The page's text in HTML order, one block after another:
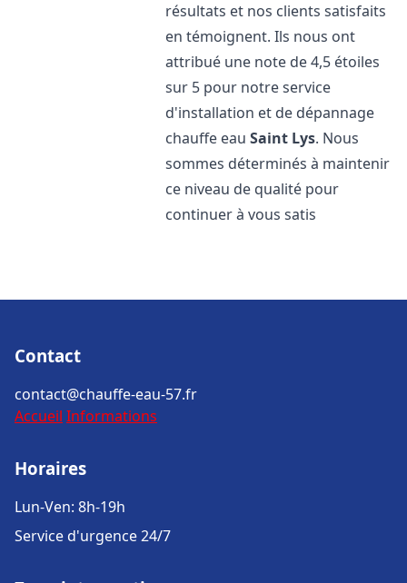
résultats et nos clients satisfaits
en témoignent. Ils nous ont
attribué une note de 4,5 étoiles
sur 5 pour notre service
d'installation et de dépannage
chauffe eauSaint Lys. Nous
sommes déterminés à maintenir
ce niveau de qualité pour
continuer à vous satis
Contact
contact@chauffe-eau-57.fr
Accueil Informations
Horaires
Lun-Ven: 8h-19h
Service d'urgence 24/7